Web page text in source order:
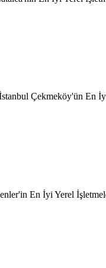
Çekmeköy'ün En
En İyi Yerel